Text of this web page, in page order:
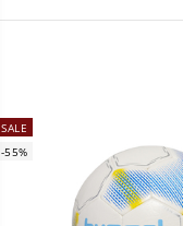
SALE
-55%